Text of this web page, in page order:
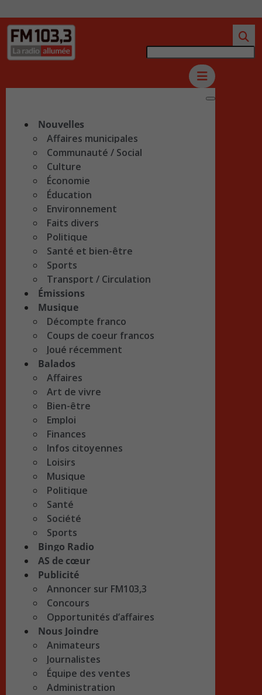
Nouvelles
Affaires municipales
Communauté / Social
Culture
Économie
Éducation
Environnement
Faits divers
Politique
Santé et bien-être
Sports
Transport / Circulation
Émissions
Musique
Décompte franco
Coups de coeur francos
Joué récemment
Balados
Affaires
Art de vivre
Bien-être
Emploi
Finances
Infos citoyennes
Loisirs
Musique
Politique
Santé
Société
Sports
Bingo Radio
AS de cœur
Publicité
Annoncer sur FM103,3
Concours
Opportunités d’affaires
Nous Joindre
Animateurs
Journalistes
Équipe des ventes
Administration